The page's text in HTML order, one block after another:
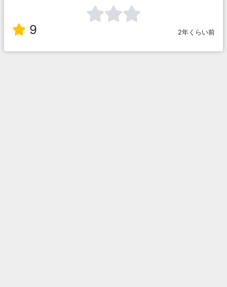
9 2年くらい前